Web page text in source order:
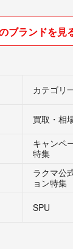
ブランドを見
カテゴリ
買取・相
キャンペ
特集
ラクマ公
ョン特集
SPU